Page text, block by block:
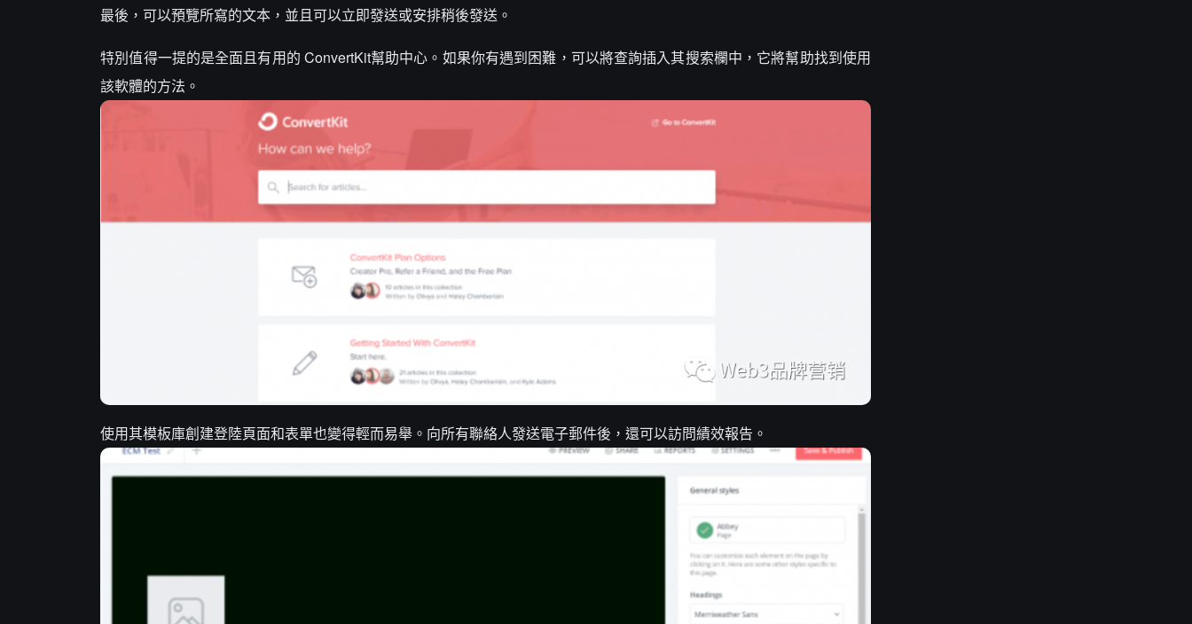
最後，可以預覽所寫的文本，並且可以立即發送或安排稍後發送。
特別值得一提的是全面且有用的 ConvertKit幫助中心。如果你有遇到困難，可以將查詢插入其搜索欄中，它將幫助找到使用
該軟體的方法。
使用其模板庫創建登陸頁面和表單也變得輕而易舉。向所有聯絡人發送電子郵件後，還可以訪問績效報告。